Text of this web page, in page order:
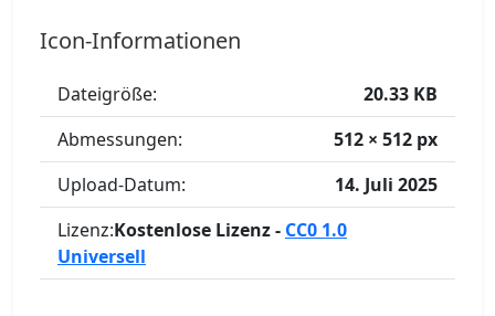
Icon-Informationen
Dateigröße:
20.33 KB
Abmessungen:
512 × 512 px
Upload-Datum:
14. Juli 2025
Lizenz:Kostenlose Lizenz - CC0 1.0
Universell